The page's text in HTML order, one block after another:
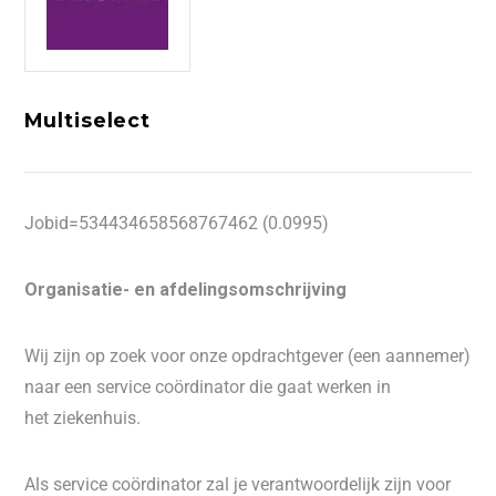
Multiselect
Jobid=534434658568767462 (0.0995)
Organisatie- en afdelingsomschrijving
Wij zijn op zoek voor onze opdrachtgever (een aannemer)
naar een service coördinator die gaat werken in
het ziekenhuis.
Als service coördinator zal je verantwoordelijk zijn voor